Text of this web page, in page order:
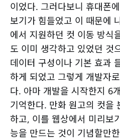
이었다. 그러다보니 휴대폰
보기가 힘들었고 이 때문에
에서 지원하던 컷 이동 방식
도 이미 생각하고 있었던 것
데이터 구성이나 기본 효과
하게 되었고 그렇게 개발자
다. 아마 개발을 시작한지 6
기억한다. 만화 원고의 컷을
하고, 이를 웹상에서 미리보
능을 만드는 것이 기념할만